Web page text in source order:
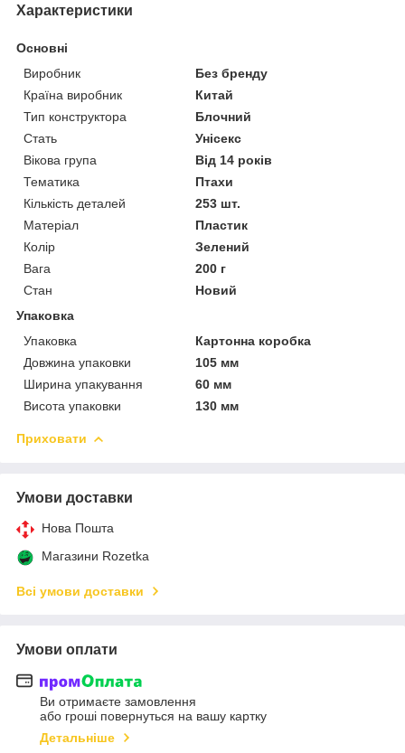
Характеристики
Основні
Виробник
Без бренду
Країна виробник
Китай
Тип конструктора
Блочний
Стать
Унісекс
Вікова група
Від 14 років
Тематика
Птахи
Кількість деталей
253 шт.
Матеріал
Пластик
Колір
Зелений
Вага
200 г
Стан
Новий
Упаковка
Упаковка
Картонна коробка
Довжина упаковки
105 мм
Ширина упакування
60 мм
Висота упаковки
130 мм
Приховати
Умови доставки
Нова Пошта
Магазини Rozetka
Всі умови доставки
Умови оплати
Ви отримаєте замовлення
або гроші повернуться на вашу картку
Детальніше